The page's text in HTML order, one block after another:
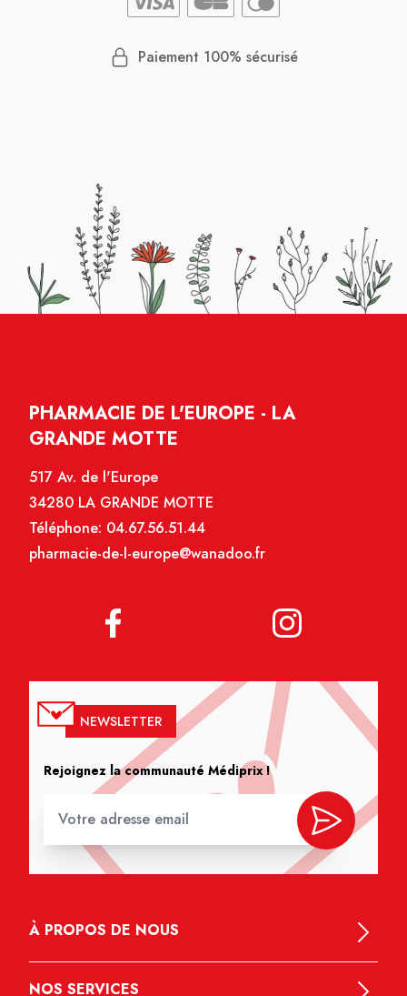
Paiement 100% sécurisé
PHARMACIE DE L'EUROPE - LA
GRANDE MOTTE
517 Av. de l'Europe
34280 LA GRANDE MOTTE
Téléphone: 04.67.56.51.44
pharmacie-de-l-europe@wanadoo.fr
NEWSLETTER
Rejoignez la communauté Médiprix !
À PROPOS DE NOUS
NOS SERVICES